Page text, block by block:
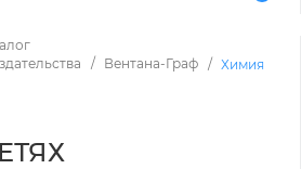
Вентана-Граф Химия